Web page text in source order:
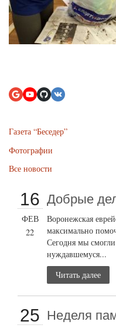
Газета “Беседер”
Фотографии
Все новости
16
ФЕВ
22
Добрые
Воронежская
максимально
Сегодня мы
нуждавшемуся...
Читать далее
25 Неделя